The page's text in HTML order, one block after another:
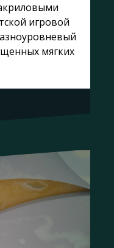
игровой
мягких